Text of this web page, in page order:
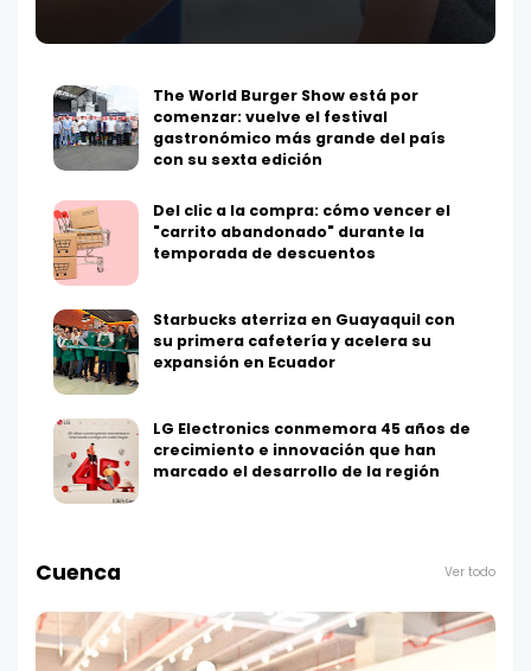
The World Burger Show está por
comenzar: vuelve el festival
gastronómico más grande del país
con su sexta edición
Del clic a la compra: cómo vencer el
"carrito abandonado" durante la
temporada de descuentos
Starbucks aterriza en Guayaquil con
su primera cafetería y acelera su
expansión en Ecuador
LG Electronics conmemora 45 años de
crecimiento e innovación que han
marcado el desarrollo de la región
Cuenca Ver todo